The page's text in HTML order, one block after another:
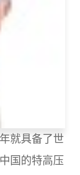
就具备了世
国的特高压